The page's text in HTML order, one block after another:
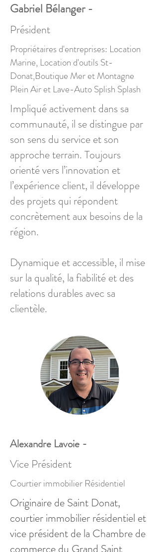
Gabriel Bélanger -
Président
Propriétaires d'entreprises: Location
Marine, Location d'outils St-
Donat,Boutique Mer et Montagne
Plein Air et Lave-Auto Splish Splash
Impliqué activement dans sa
communauté, il se distingue par
son sens du service et son
approche terrain. Toujours
orienté vers l’innovation et
l’expérience client, il développe
des projets qui répondent
concrètement aux besoins de la
région.
Dynamique et accessible, il mise
sur la qualité, la fiabilité et des
relations durables avec sa
clientèle.
Alexandre Lavoie -
Vice Président
Courtier immobilier Résidentiel
Originaire de Saint Donat,
courtier immobilier résidentiel et
vice président de la Chambre de
commerce du Grand Saint